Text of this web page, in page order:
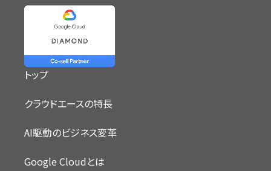
トップ
クラウドエースの特長
AI駆動のビジネス変革
Google Cloudとは